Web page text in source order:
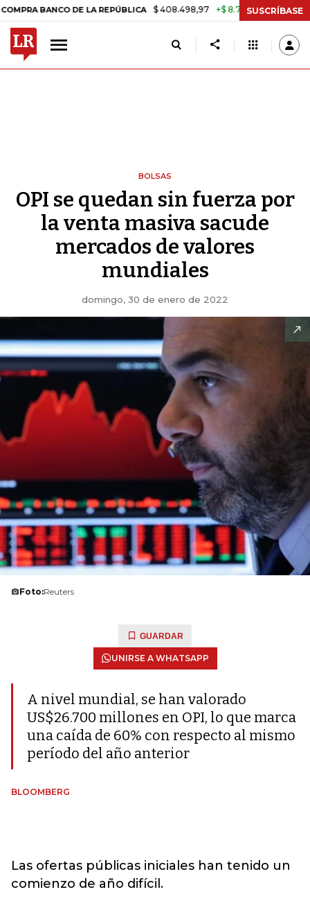
DE LA REPÚBLICA $ 408.498,97 +$ 8.753,81 +2,19% TASA DE
SUSCRÍBASE
BOLSAS
OPI se quedan sin fuerza por
la venta masiva sacude
mercados de valores
mundiales
domingo, 30 de enero de 2022
Foto:Reuters
GUARDAR
UNIRSE A WHATSAPP
A nivel mundial, se han valorado
US$26.700 millones en OPI, lo que marca
una caída de 60% con respecto al mismo
período del año anterior
BLOOMBERG
Las ofertas públicas iniciales han tenido un
comienzo de año difícil.